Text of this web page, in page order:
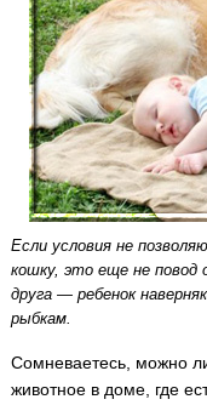
Если условия не
кошку, это еще не повод
друга — ребенок
рыбкам.
Сомневаетесь, можно
животное в доме, где